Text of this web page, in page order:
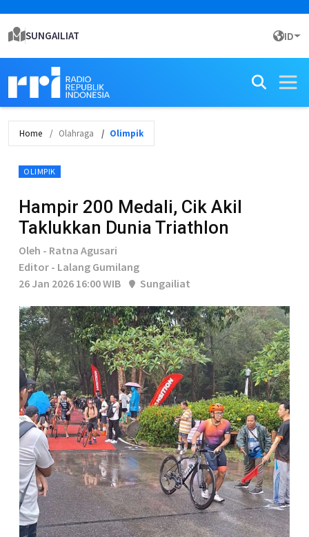
SUNGAILIAT ID
Home Olahraga Olimpik
OLIMPIK
Hampir 200 Medali, Cik Akil
Taklukkan Dunia Triathlon
Oleh - Ratna Agusari
Editor - Lalang Gumilang
26 Jan 2026 16:00 WIB
Sungailiat